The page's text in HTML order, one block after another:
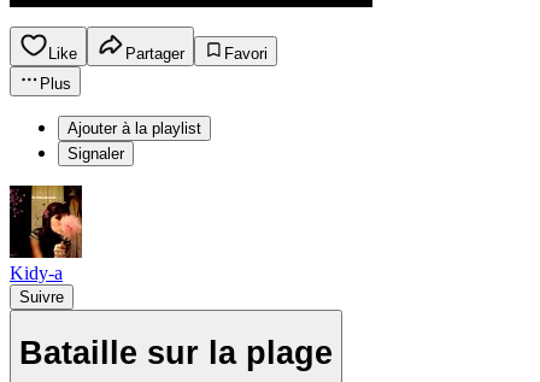
Like Partager
Favori
Plus
Ajouter à la playlist
Signaler
Kidy-a
Suivre
Bataille sur la plage